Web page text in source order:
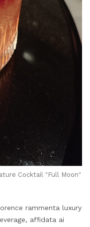
Cocktail "Full Moon"
rammenta luxury
affidata ai